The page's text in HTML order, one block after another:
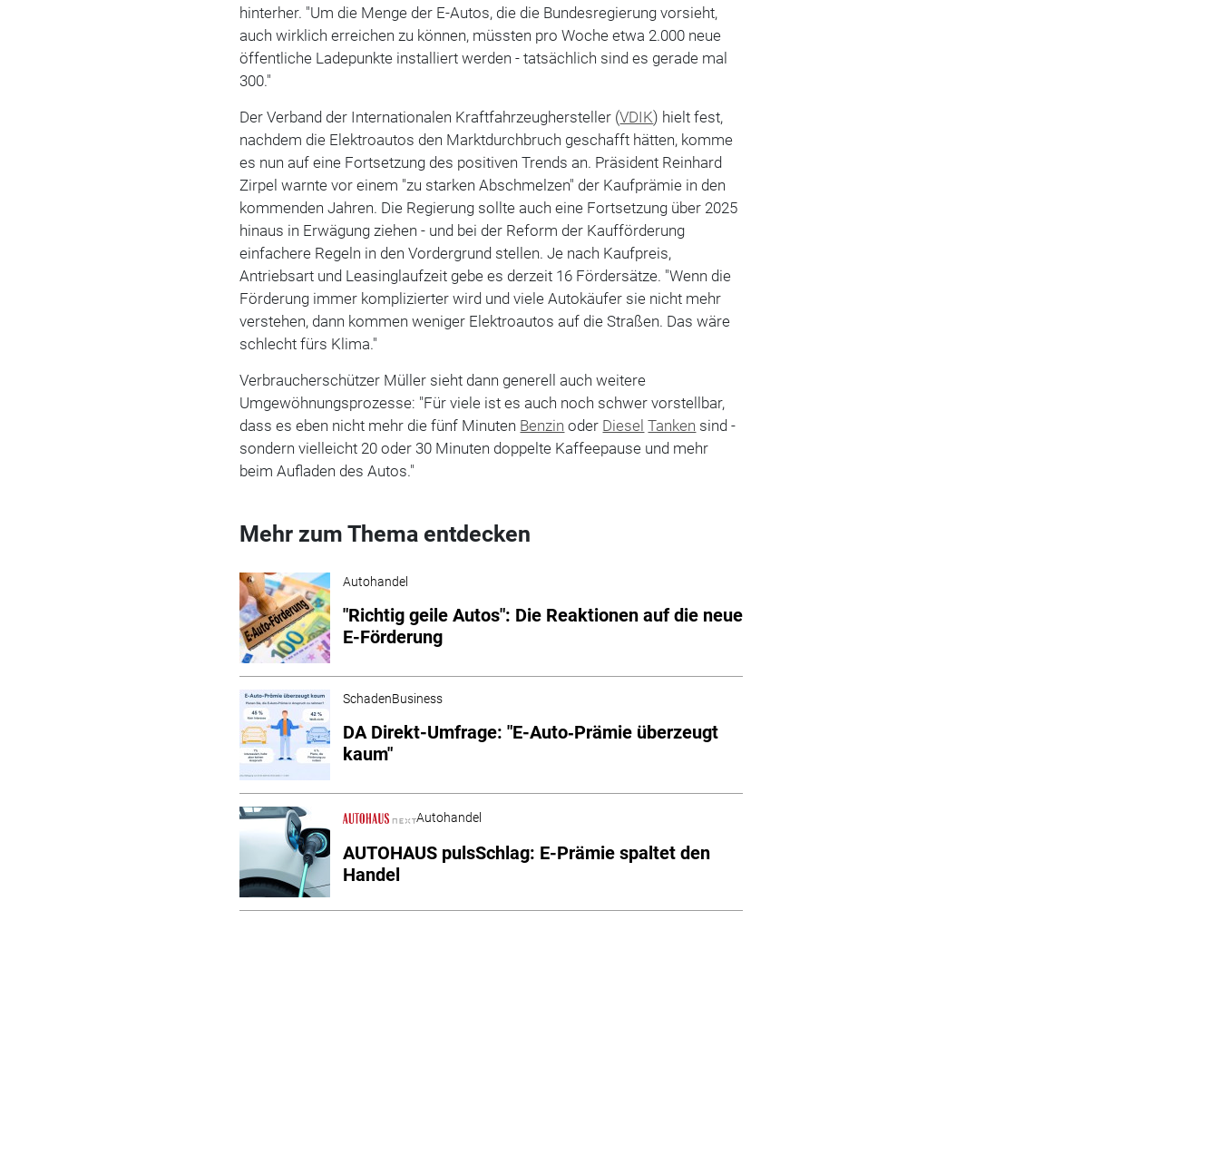
hinterher. "Um die Menge der E-Autos, die die Bundesregierung vorsieht,
auch wirklich erreichen zu können, müssten pro Woche etwa 2.000 neue
öffentliche Ladepunkte installiert werden - tatsächlich sind es gerade mal
300."
Der Verband der Internationalen Kraftfahrzeughersteller (VDIK) hielt fest,
nachdem die Elektroautos den Marktdurchbruch geschafft hätten, komme
es nun auf eine Fortsetzung des positiven Trends an. Präsident Reinhard
Zirpel warnte vor einem "zu starken Abschmelzen" der Kaufprämie in den
kommenden Jahren. Die Regierung sollte auch eine Fortsetzung über 2025
hinaus in Erwägung ziehen - und bei der Reform der Kaufförderung
einfachere Regeln in den Vordergrund stellen. Je nach Kaufpreis,
Antriebsart und Leasinglaufzeit gebe es derzeit 16 Fördersätze. "Wenn die
Förderung immer komplizierter wird und viele Autokäufer sie nicht mehr
verstehen, dann kommen weniger Elektroautos auf die Straßen. Das wäre
schlecht fürs Klima."
Verbraucherschützer Müller sieht dann generell auch weitere
Umgewöhnungsprozesse: "Für viele ist es auch noch schwer vorstellbar,
dass es eben nicht mehr die fünf Minuten Benzin oder Diesel Tanken sind -
sondern vielleicht 20 oder 30 Minuten doppelte Kaffeepause und mehr
beim Aufladen des Autos."
Mehr zum Thema entdecken
Autohandel
"Richtig geile Autos": Die Reaktionen auf die neue
E-Förderung
SchadenBusiness
DA Direkt-Umfrage: "E-Auto‑Prämie überzeugt
kaum"
Autohandel
AUTOHAUS pulsSchlag: E-Prämie spaltet den
Handel